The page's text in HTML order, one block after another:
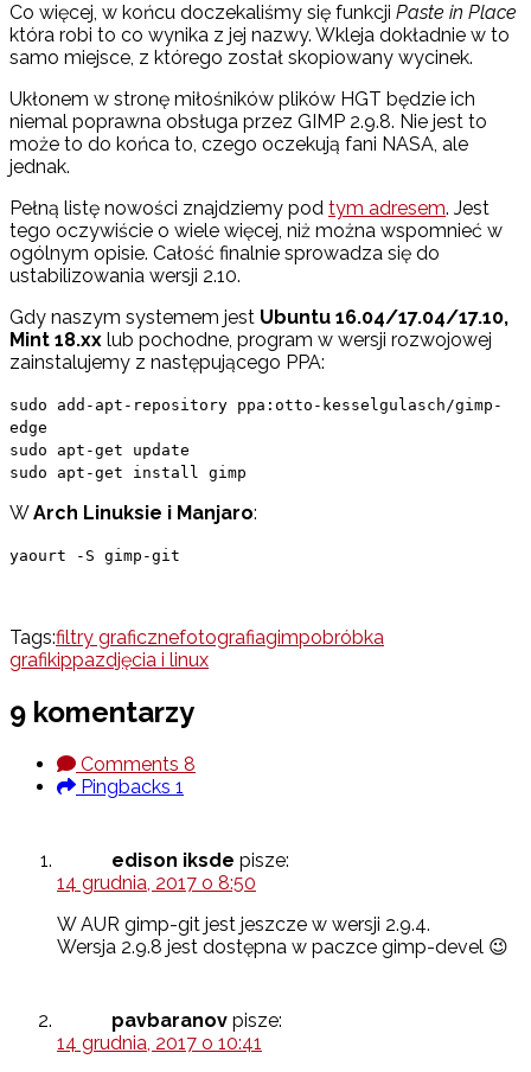
Co więcej, w końcu doczekaliśmy się funkcji Paste in Place
która robi to co wynika z jej nazwy. Wkleja dokładnie w to
samo miejsce, z którego został skopiowany wycinek.
Ukłonem w stronę miłośników plików HGT będzie ich
niemal poprawna obsługa przez GIMP 2.9.8. Nie jest to
może to do końca to, czego oczekują fani NASA, ale
jednak.
Pełną listę nowości znajdziemy pod tym adresem. Jest
tego oczywiście o wiele więcej, niż można wspomnieć w
ogólnym opisie. Całość finalnie sprowadza się do
ustabilizowania wersji 2.10.
Gdy naszym systemem jest Ubuntu 16.04/17.04/17.10,
Mint 18.xx lub pochodne, program w wersji rozwojowej
zainstalujemy z następującego PPA:
sudo add-apt-repository ppa:otto-kesselgulasch/gimp-
edge
sudo apt-get update
sudo apt-get install gimp
WArch Linuksie i Manjaro:
yaourt -S gimp-git
Tags:filtry graficznefotografiagimpobróbka
grafikippazdjęcia i linux
9 komentarzy
Comments 8
Pingbacks 1
edison iksde pisze:
14 grudnia, 2017 o 8:50
W AUR gimp-git jest jeszcze w wersji 2.9.4.
Wersja 2.9.8 jest dostępna w paczce gimp-devel 😉
pavbaranov pisze:
14 grudnia, 2017 o 10:41